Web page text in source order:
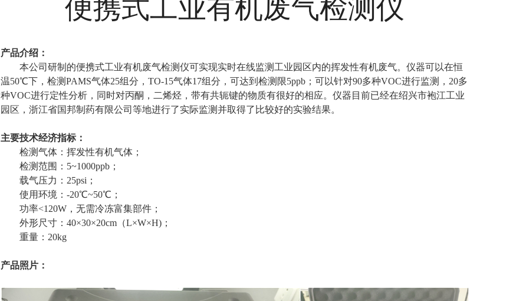
便携式工业有机废气检测仪
产品介绍：
本公司研制的便携式工业有机废气检测仪可实现实时在线监测工业园区内的挥发性有机废气。仪器可以在恒
温50℃下，检测PAMS气体25组分，TO-15气体17组分，可达到检测限5ppb；可以针对90多种VOC进行监测，20多
种VOC进行定性分析，同时对丙酮，二烯烃，带有共轭键的物质有很好的相应。仪器目前已经在绍兴市袍江工业
园区，浙江省国邦制药有限公司等地进行了实际监测并取得了比较好的实验结果。
主要技术经济指标：
检测气体：挥发性有机气体；
检测范围：5~1000ppb；
载气压力：25psi；
使用环境：-20℃~50℃；
功率<120W，无需冷冻富集部件；
外形尺寸：40×30×20cm（L×W×H)；
重量：20kg
产品照片：